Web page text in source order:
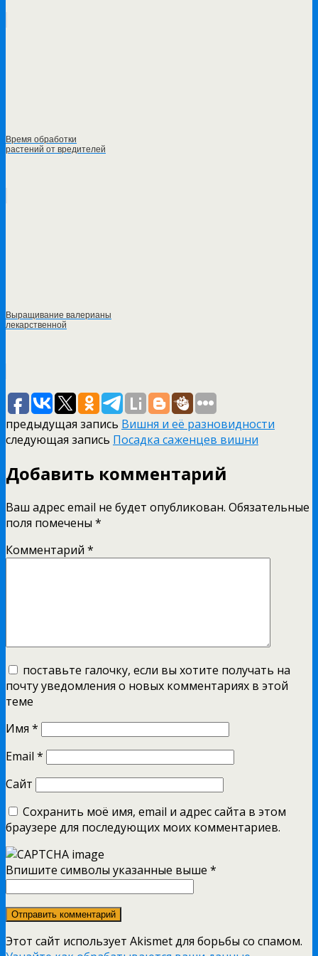
Время обработки
растений от вредителей
Выращивание валерианы
лекарственной
предыдущая запись Вишня и её разновидности
следующая запись Посадка саженцев вишни
Добавить комментарий
Ваш адрес email не будет опубликован. Обязательные
поля помечены *
Комментарий *
поставьте галочку, если вы хотите получать на
почту уведомления о новых комментариях в этой
теме
Имя *
Email *
Сайт
Сохранить моё имя, email и адрес сайта в этом
браузере для последующих моих комментариев.
Впишите символы указанные выше *
Этот сайт использует Akismet для борьбы со спамом.